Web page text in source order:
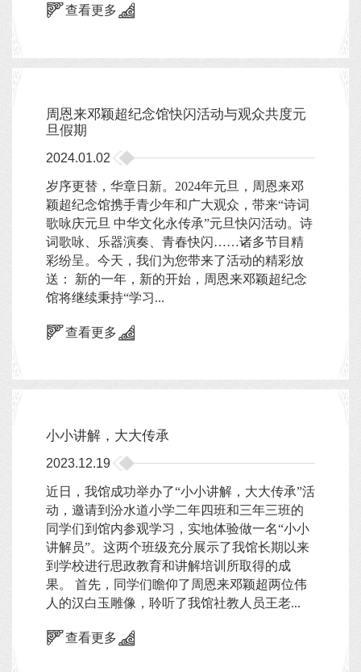
查看更多
周恩来邓颖超纪念馆快闪活动与观众共度元
旦假期
2024.01.02
岁序更替，华章日新。2024年元旦，周恩来邓
颖超纪念馆携手青少年和广大观众，带来“诗词
歌咏庆元旦 中华文化永传承”元旦快闪活动。诗
词歌咏、乐器演奏、青春快闪……诸多节目精
彩纷呈。今天，我们为您带来了活动的精彩放
送： 新的一年，新的开始，周恩来邓颖超纪念
馆将继续秉持“学习...
查看更多
小小讲解，大大传承
2023.12.19
近日，我馆成功举办了“小小讲解，大大传承”活
动，邀请到汾水道小学二年四班和三年三班的
同学们到馆内参观学习，实地体验做一名“小小
讲解员”。这两个班级充分展示了我馆长期以来
到学校进行思政教育和讲解培训所取得的成
果。 首先，同学们瞻仰了周恩来邓颖超两位伟
人的汉白玉雕像，聆听了我馆社教人员王老...
查看更多